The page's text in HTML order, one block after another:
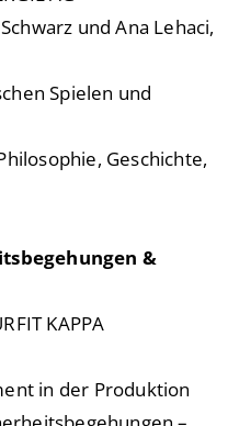
und Ana Lehaci,
Spielen und
Geschichte,
&
KAPPA
in der Produktion